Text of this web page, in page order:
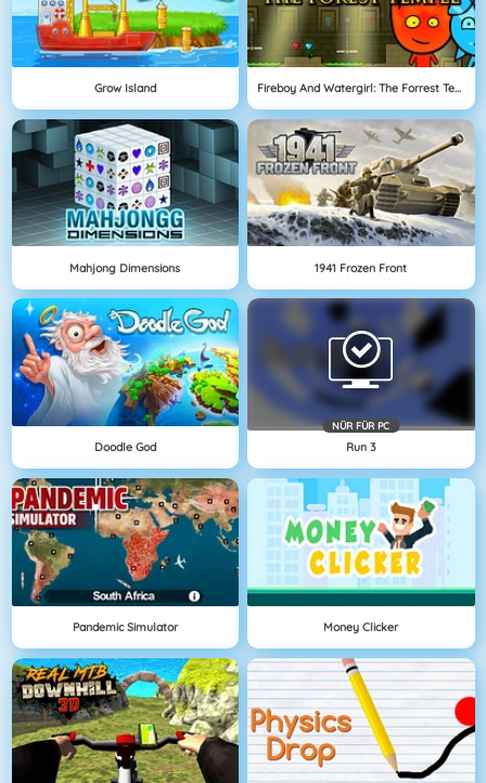
Grow Island Fireboy And Watergirl: The Forrest Temple
Mahjong Dimensions 1941 Frozen Front
Doodle God
NÜR FÜR PC
Run 3
Pandemic Simulator Money Clicker